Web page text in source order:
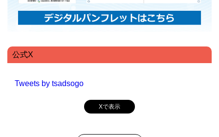
公式X
Tweets by tsadsogo
Xで表示